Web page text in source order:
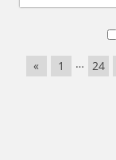
«
1 … 24